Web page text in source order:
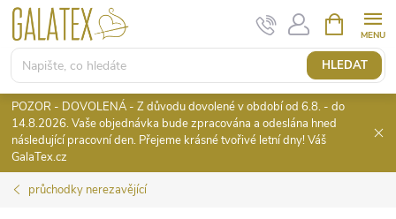
Přejít
obsah
HLEDAT
NÁKUPNÍ
KOŠÍK
POZOR - DOVOLENÁ - Z důvodu dovolené v období od 6.8. - do
14.8.2026. Vaše objednávka bude zpracována a odeslána hned
následující pracovní den. Přejeme krásné tvořivé letní dny! Váš
GalaTex.cz
průchodky nerezavějící